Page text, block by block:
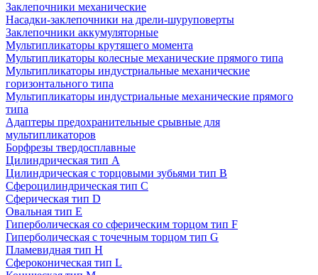
Заклепочники механические
Насадки-заклепочники на дрели-шуруповерты
Заклепочники аккумуляторные
Мультипликаторы крутящего момента
Мультипликаторы колесные механические прямого типа
Мультипликаторы индустриальные механические
горизонтального типа
Мультипликаторы индустриальные механические прямого
типа
Адаптеры предохранительные срывные для
мультипликаторов
Борфрезы твердосплавные
Цилиндрическая тип A
Цилиндрическая с торцовыми зубьями тип B
Сфероцилиндрическая тип C
Сферическая тип D
Овальная тип E
Гиперболическая со сферическим торцом тип F
Гиперболическая с точечным торцом тип G
Пламевидная тип H
Сфероконическая тип L